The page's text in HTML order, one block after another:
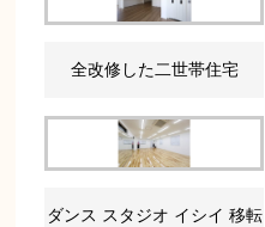
全改修した二世帯住宅
ダンス スタジオ イシイ 移転